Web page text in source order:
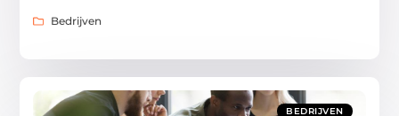
Bedrijven
BEDRIJVEN